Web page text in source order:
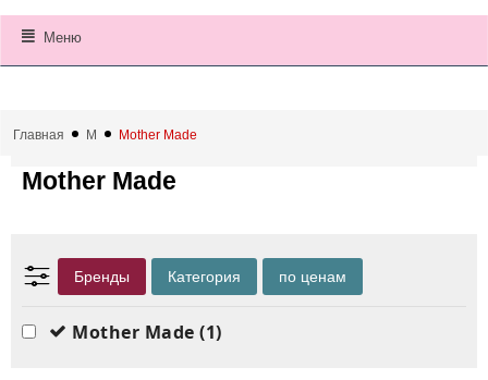
Меню
Главная M Mother Made
Mother Made
Бренды Категория по ценам
Mother Made(1)